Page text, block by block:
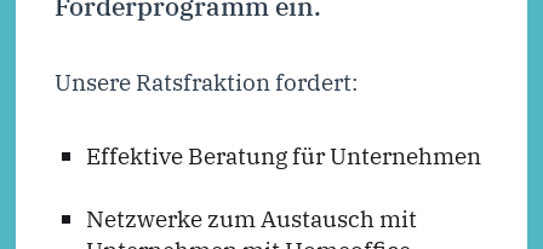
Unsere Ratsfraktion fordert:
Effektive Beratung für Unternehmen
Netzwerke zum Austausch mit